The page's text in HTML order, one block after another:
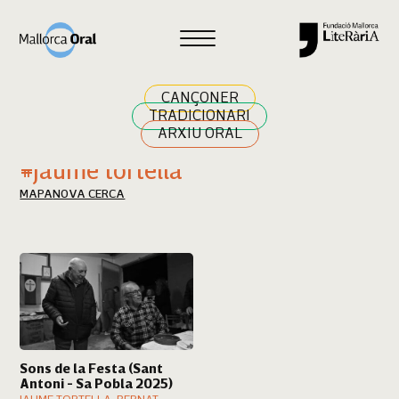
CANÇONER
TRADICIONARI
ARXIU ORAL
Cercar
Resultats cerca
#jaume tortella
MAPA NOVA CERCA
Sons de la Festa (Sant
Antoni - Sa Pobla 2025)